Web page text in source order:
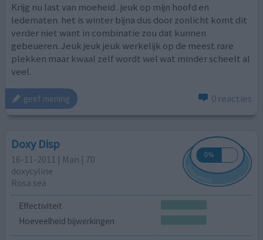
Krijg nu last van moeheid . jeuk op mijn hoofd en
ledematen. het is winter bijna dus door zonlicht komt dit
verder niet want in combinatie zou dat kunnen
gebeueren. Jeuk jeuk jeuk werkelijk op de meest rare
plekken maar kwaal zelf wordt wel wat minder scheelt al
veel.
geef mening 0 reacties
Doxy Disp
16-11-2011 | Man | 70
doxycyline
Rosa sea
Effectiviteit
Hoeveelheid bijwerkingen